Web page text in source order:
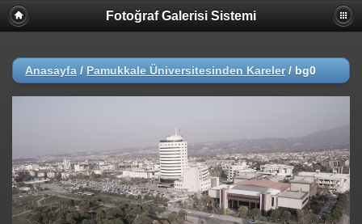
Fotoğraf Galerisi Sistemi
Anasayfa / Pamukkale Üniversitesinden Kareler/ bg0